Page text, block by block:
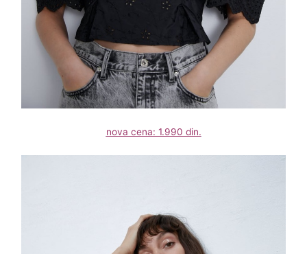
nova cena: 1.990 din.